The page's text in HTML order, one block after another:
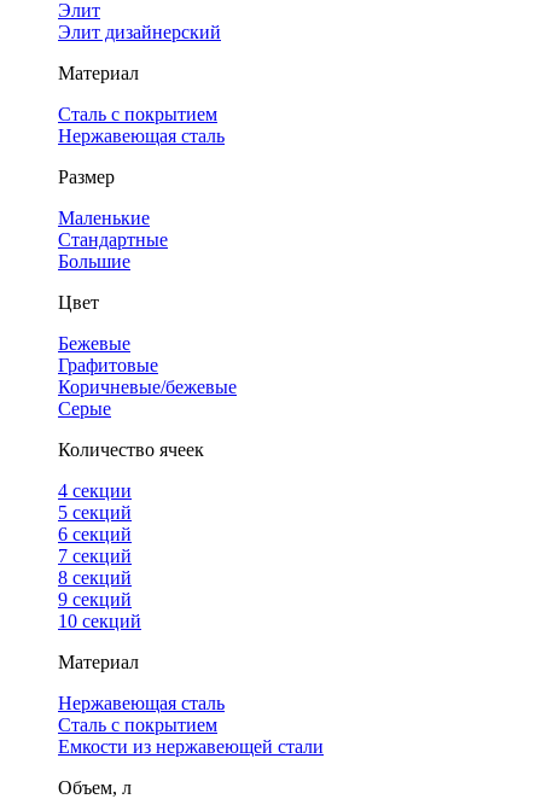
Элит
Элит дизайнерский
Материал
Сталь с покрытием
Нержавеющая сталь
Размер
Маленькие
Стандартные
Большие
Цвет
Бежевые
Графитовые
Коричневые/бежевые
Серые
Количество ячеек
4 cекции
5 секций
6 секций
7 секций
8 секций
9 секций
10 секций
Материал
Нержавеющая сталь
Сталь с покрытием
Емкости из нержавеющей стали
Объем, л